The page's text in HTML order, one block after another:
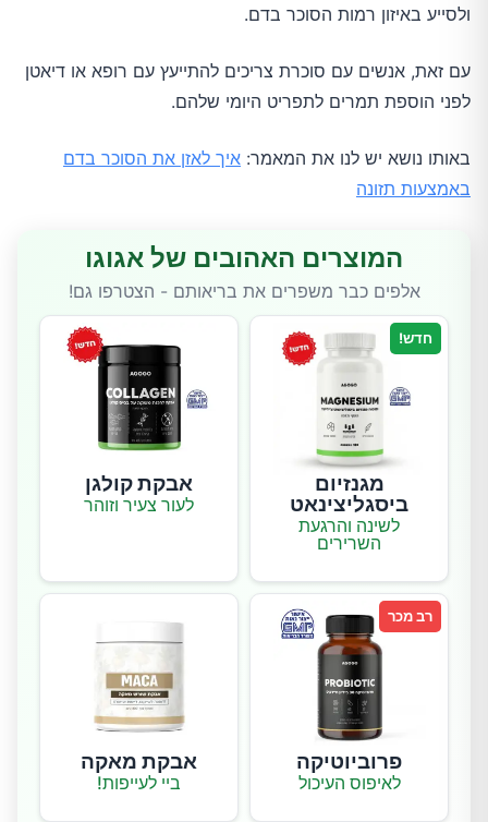
ולסייע באיזון רמות הסוכר בדם.
עם זאת, אנשים עם סוכרת צריכים להתייעץ עם רופא או דיאטן
לפני הוספת תמרים לתפריט היומי שלהם.
באותו נושא יש לנו את המאמר: איך לאזן את הסוכר בדם
באמצעות תזונה
המוצרים האהובים של אגוגו
אלפים כבר משפרים את בריאותם - הצטרפו גם!
חדש!
מגנזיום
ביסגליצינאט
לשינה והרגעת
השרירים
אבקת קולגן
לעור צעיר וזוהר
רב מכר
פרוביוטיקה
לאיפוס העיכול
אבקת מאקה
ביי לעייפות!